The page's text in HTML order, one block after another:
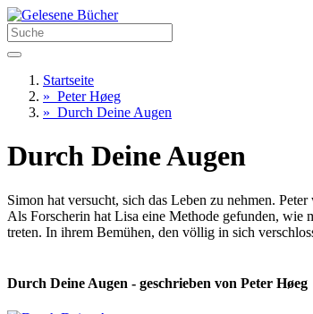
Startseite
» Peter Høeg
» Durch Deine Augen
Durch Deine Augen
Simon hat versucht, sich das Leben zu nehmen.
Als Forscherin hat Lisa eine Methode gefunden, wie
treten. In ihrem Bemühen, den völlig in sich
Durch Deine Augen - geschrieben von Peter Høeg